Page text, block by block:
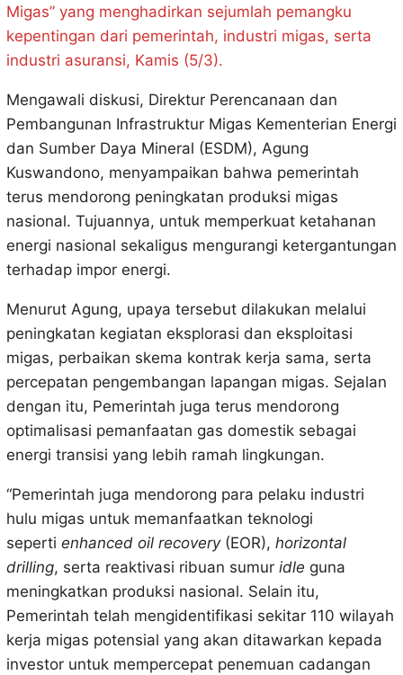
Migas” yang menghadirkan sejumlah pemangku
kepentingan dari pemerintah, industri migas, serta
industri asuransi, Kamis (5/3).
Mengawali diskusi, Direktur Perencanaan dan
Pembangunan Infrastruktur Migas Kementerian Energi
dan Sumber Daya Mineral (ESDM), Agung
Kuswandono, menyampaikan bahwa pemerintah
terus mendorong peningkatan produksi migas
nasional. Tujuannya, untuk memperkuat ketahanan
energi nasional sekaligus mengurangi ketergantungan
terhadap impor energi.
Menurut Agung, upaya tersebut dilakukan melalui
peningkatan kegiatan eksplorasi dan eksploitasi
migas, perbaikan skema kontrak kerja sama, serta
percepatan pengembangan lapangan migas. Sejalan
dengan itu, Pemerintah juga terus mendorong
optimalisasi pemanfaatan gas domestik sebagai
energi transisi yang lebih ramah lingkungan.
“Pemerintah juga mendorong para pelaku industri
hulu migas untuk memanfaatkan teknologi
seperti enhanced oil recovery(EOR), horizontal
drilling, serta reaktivasi ribuan sumur idle guna
meningkatkan produksi nasional. Selain itu,
Pemerintah telah mengidentifikasi sekitar 110 wilayah
kerja migas potensial yang akan ditawarkan kepada
investor untuk mempercepat penemuan cadangan